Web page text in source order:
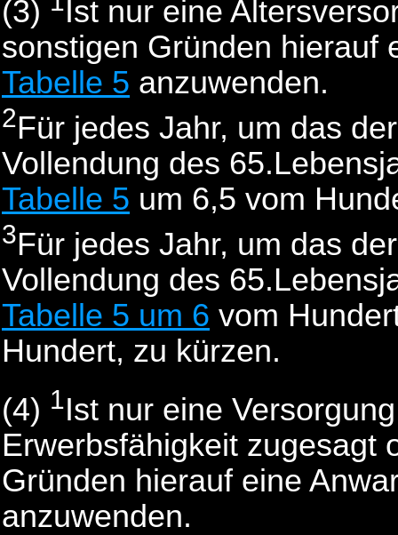
(3)
Ist nur eine
sonstigen Gründen hierauf
Tabelle 5 anzuwenden.
2Für jedes Jahr, um das
Vollendung des
Tabelle 5 um 6,5 vom
3Für jedes Jahr, um das
Vollendung des
Tabelle 5 um 6 vom
Hundert, zu kürzen.
(4) 1Ist nur eine
Erwerbsfähigkeit zugesagt
Gründen hierauf eine
anzuwenden.